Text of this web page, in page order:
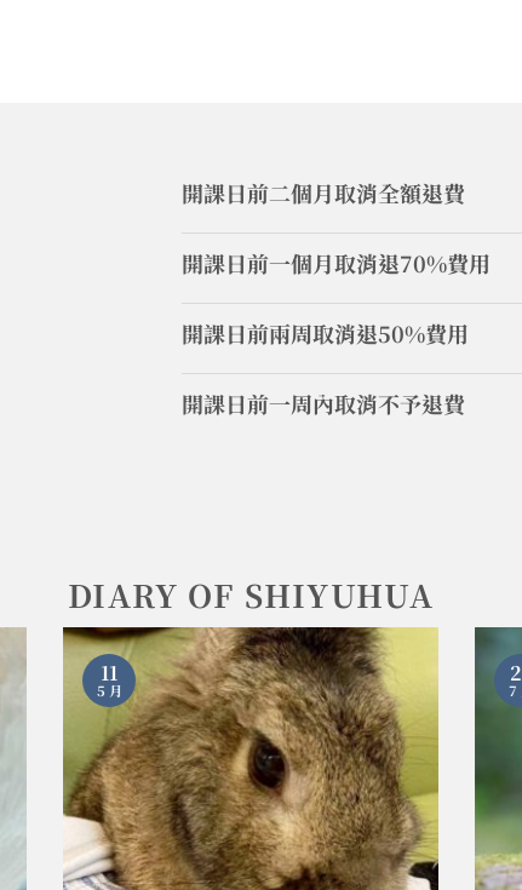
開課日前二個月取消全額退費
開課日前一個月取消退70%費用
開課日前兩周取消退50%費用
開課日前一周內取消不予退費
DIARY OF SHIYUHUA
11
5 月 7